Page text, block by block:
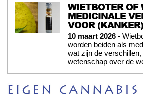
WIETBOTER OF
MEDICINALE
VOOR
10 maart 2026 -
worden beiden als
wat zijn de
wetenschap over de